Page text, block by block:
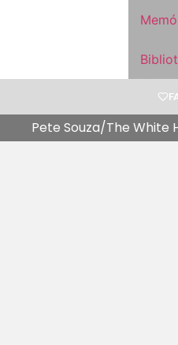
Pete Souza/The White